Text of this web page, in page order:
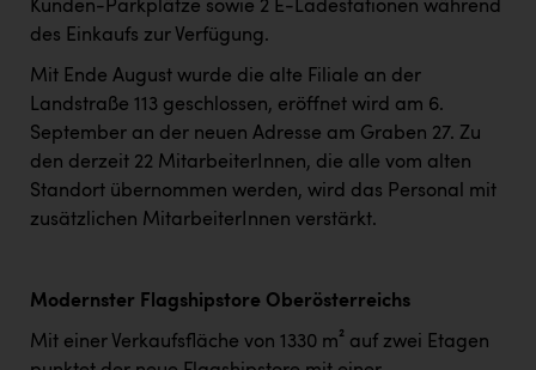
Kunden-Parkplätze sowie 2 E-Ladestationen während
des Einkaufs zur Verfügung.
Mit Ende August wurde die alte Filiale an der
Landstraße 113 geschlossen, eröffnet wird am 6.
September an der neuen Adresse am Graben 27. Zu
den derzeit 22 MitarbeiterInnen, die alle vom alten
Standort übernommen werden, wird das Personal mit
zusätzlichen MitarbeiterInnen verstärkt.
Modernster Flagshipstore Oberösterreichs
Mit einer Verkaufsfläche von 1330 m² auf zwei Etagen